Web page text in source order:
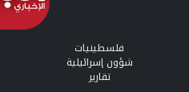
فلسطينيات
شؤون إسرائيلية
تقارير